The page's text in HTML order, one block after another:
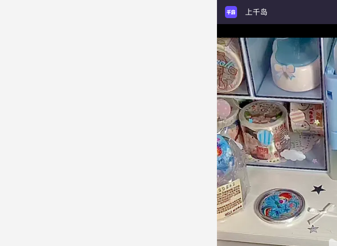
上千岛